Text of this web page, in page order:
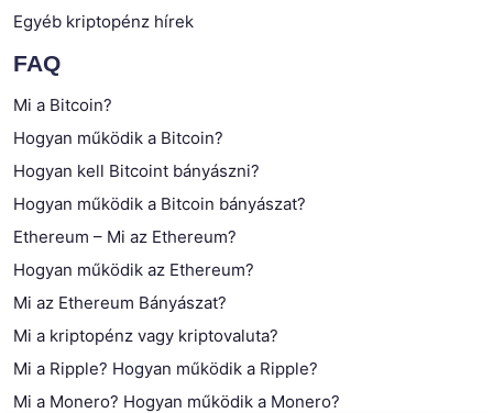
Egyéb kriptopénz hírek
FAQ
Mi a Bitcoin?
Hogyan működik a Bitcoin?
Hogyan kell Bitcoint bányászni?
Hogyan működik a Bitcoin bányászat?
Ethereum – Mi az Ethereum?
Hogyan működik az Ethereum?
Mi az Ethereum Bányászat?
Mi a kriptopénz vagy kriptovaluta?
Mi a Ripple? Hogyan működik a Ripple?
Mi a Monero? Hogyan működik a Monero?